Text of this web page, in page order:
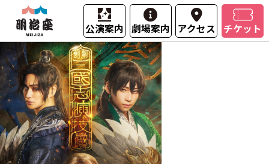
公演案内 劇場案内 アクセス チケット